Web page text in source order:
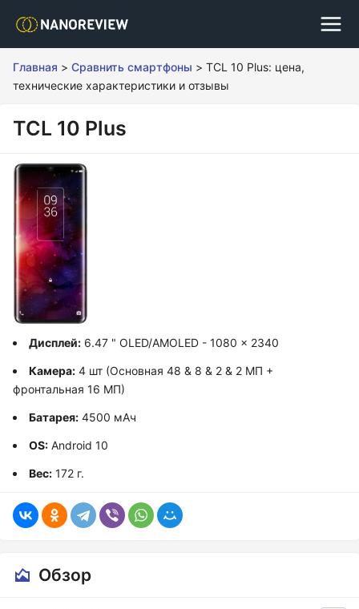
Главная > Сравнить смартфоны > TCL 10 Plus: цена,
технические характеристики и отзывы
TCL 10 Plus
Дисплей: 6.47 " OLED/AMOLED - 1080 x 2340
Камера: 4 шт (Основная 48 & 8 & 2 & 2 МП +
фронтальная 16 МП)
Батарея: 4500 мАч
OS: Android 10
Вес: 172 г.
Обзор